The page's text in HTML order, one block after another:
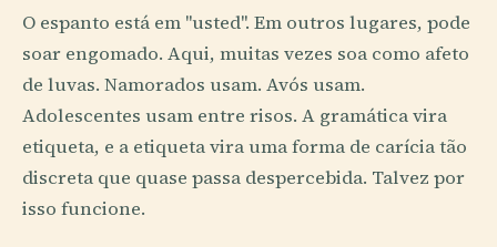
O espanto está em "usted". Em outros lugares, pode
soar engomado. Aqui, muitas vezes soa como afeto
de luvas. Namorados usam. Avós usam.
Adolescentes usam entre risos. A gramática vira
etiqueta, e a etiqueta vira uma forma de carícia tão
discreta que quase passa despercebida. Talvez por
isso funcione.